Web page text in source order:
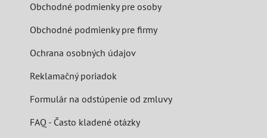
Obchodné podmienky pre osoby
Obchodné podmienky pre firmy
Ochrana osobných údajov
Reklamačný poriadok
Formulár na odstúpenie od zmluvy
FAQ - Často kladené otázky